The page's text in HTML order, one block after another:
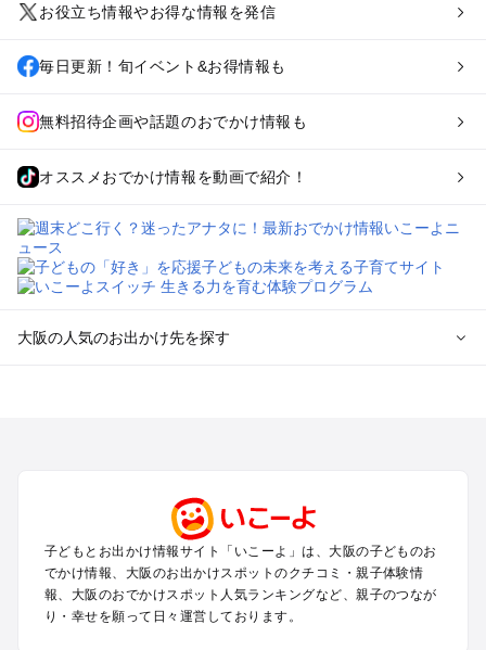
お役立ち情報やお得な情報を発信
毎日更新！旬イベント&お得情報も
無料招待企画や話題のおでかけ情報も
オススメおでかけ情報を動画で紹介！
大阪の人気のお出かけ先を探す
梅田・キタ・淀屋橋・本町・福島のプールお出かけ
東大阪・八尾・寝屋川・守口・門真のプールお出かけ
大阪ベイエリア（USJ・南港）のプールお出かけ
なんば・心斎橋・道頓堀・四ツ橋・ミナミのプールお出かけ
天王寺・阿倍野・上本町・長居のプールお出かけ
子どもとお出かけ情報サイト「いこーよ」は、大阪の子どものお
でかけ情報、大阪のお出かけスポットのクチコミ・親子体験情
報、大阪のおでかけスポット人気ランキングなど、親子のつなが
り・幸せを願って日々運営しております。